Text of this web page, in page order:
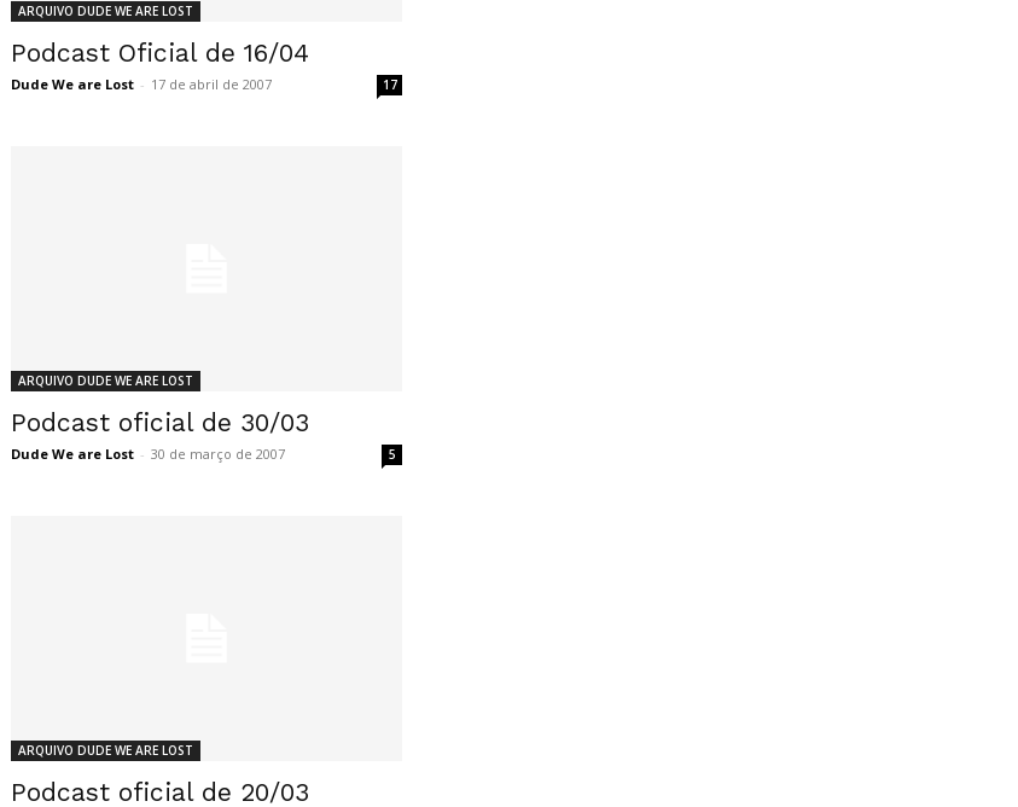
ARQUIVO DUDE WE ARE LOST
Podcast Oficial de 16/04
Dude We are Lost - 17 de abril de 2007 17
ARQUIVO DUDE WE ARE LOST
Podcast oficial de 30/03
Dude We are Lost - 30 de março de 2007 5
ARQUIVO DUDE WE ARE LOST
Podcast oficial de 20/03